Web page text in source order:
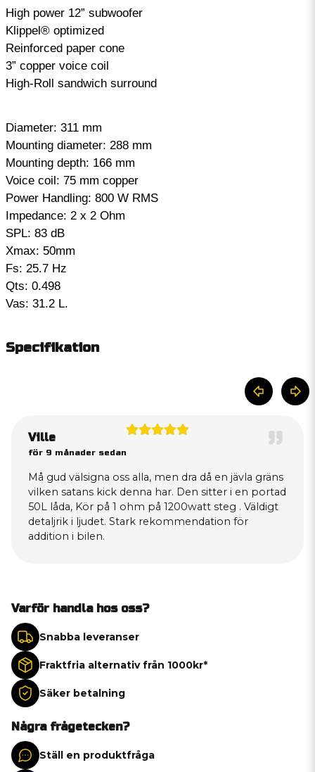
High power 12” subwoofer
Klippel® optimized
Reinforced paper cone
3” copper voice coil
High-Roll sandwich surround
Diameter: 311 mm
Mounting diameter: 288 mm
Mounting depth: 166 mm
Voice coil: 75 mm copper
Power Handling: 800 W RMS
Impedance: 2 x 2 Ohm
SPL: 83 dB
Xmax: 50mm
Fs: 25.7 Hz
Qts: 0.498
Vas: 31.2 L.
Specifikation
Ville
för 9 månader sedan
Må gud välsigna oss alla, men dra då en jävla gräns
vilken satans kick denna har. Den sitter i en portad
50L låda, Kör på 1 ohm på 1200watt steg . Väldigt
detaljrik i ljudet. Stark rekommendation för
addition i bilen.
Varför handla hos oss?
Snabba leveranser
Fraktfria alternativ från 1000kr*
Säker betalning
Några frågetecken?
Ställ en produktfråga